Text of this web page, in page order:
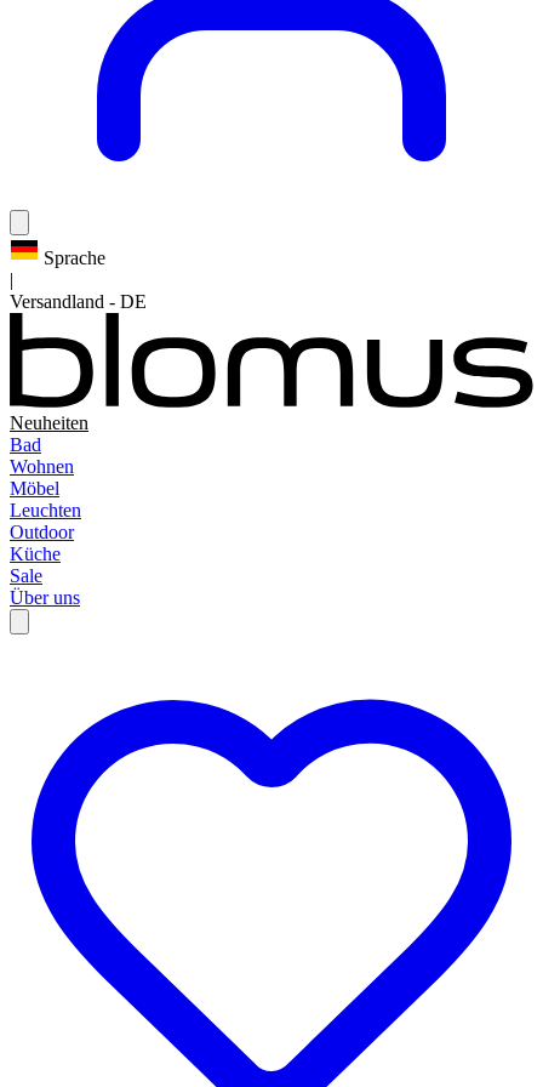
Sprache
|
Versandland - DE
Neuheiten
Bad
Wohnen
Möbel
Leuchten
Outdoor
Küche
Sale
Über uns